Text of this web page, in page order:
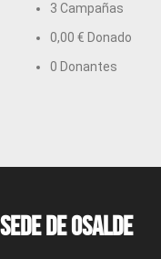
3 Campañas
0,00 € Donado
0 Donantes
Sede de OSALDE